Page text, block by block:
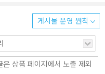
서도 소홀해질 수밖에 없다. 청
미하며, 정치권은 더더욱 이들
위기 문제를 심각하게 다루지
다. 아울러 직업 활동을 중단하
누구냐는 질문을 던져 보면 현
게시물 운영 원칙